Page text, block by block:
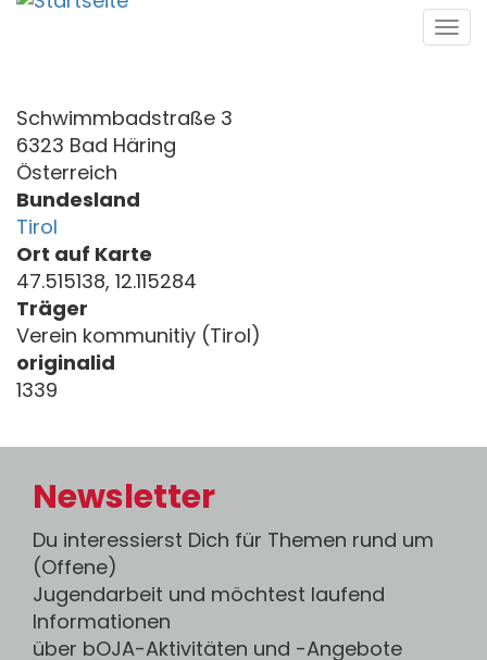
Direkt
Schwimmbadstraße 3
6323 Bad Häring
Österreich
Bundesland
Tirol
Ort auf Karte
47.515138, 12.115284
Träger
Verein kommunitiy (Tirol)
originalid
1339
Newsletter
Du interessierst Dich für Themen rund um
(Offene)
Jugendarbeit und möchtest laufend
Informationen
über bOJA-Aktivitäten und -Angebote